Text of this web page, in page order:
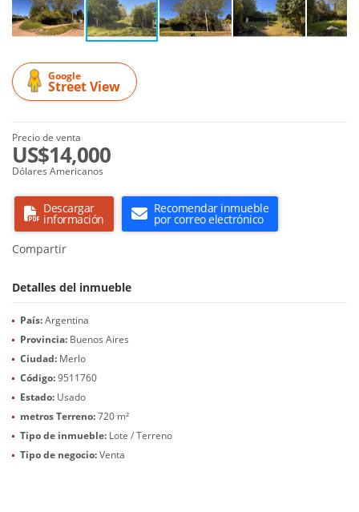
Google
Street View
Precio de venta
US$14,000
Dólares Americanos
Descargar
información
Recomendar inmueble
por correo electrónico
Compartir
Detalles del inmueble
País:Argentina
Provincia: Buenos Aires
Ciudad: Merlo
Código:9511760
Estado: Usado
metros Terreno:720 m²
Tipo de inmueble: Lote / Terreno
Tipo de negocio:Venta